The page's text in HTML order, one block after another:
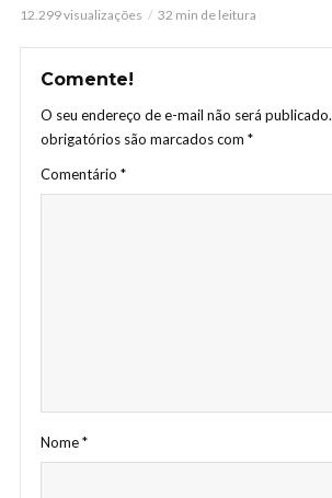
12.299 visualizações 32 min de leitura
Comente!
O seu endereço de e-mail não será publicado.
obrigatórios são marcados com *
Comentário *
Nome*